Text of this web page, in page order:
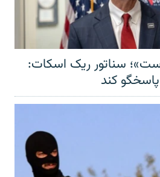
سناتور ریک اسکات:
پاسخگو کند